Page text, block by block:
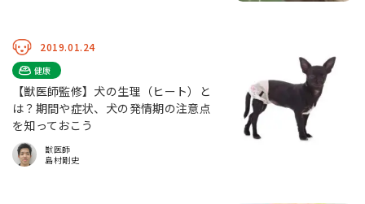
2019.01.24
健康
【獣医師監修】犬の生理（ヒート）と
は？期間や症状、犬の発情期の注意点
を知っておこう
獣医師
島村剛史